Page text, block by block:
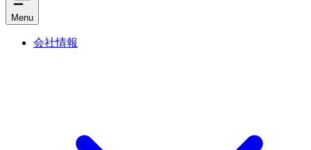
Menu
会社情報